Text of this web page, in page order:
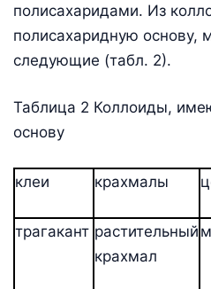
полисахаридами. Из
полисахаридную основу,
следующие (табл. 2).
Таблица 2 Коллоиды,
основу
клеи крахмалы
трагакант растительный
крахмал